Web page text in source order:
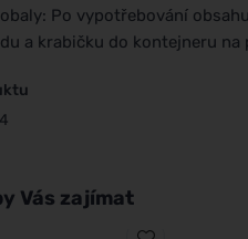
Po vypotřebování
a krabičku do kontejneru na
Vás zajímat